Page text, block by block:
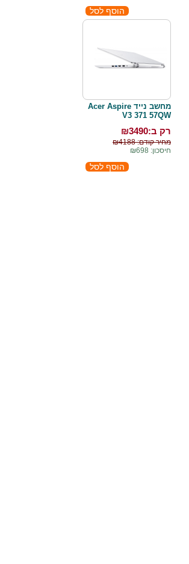
מחשב נייד Acer Aspire
V3 371 57QW
רק ב:₪3490
מחיר קודם: ₪4188
חיסכון: ₪698